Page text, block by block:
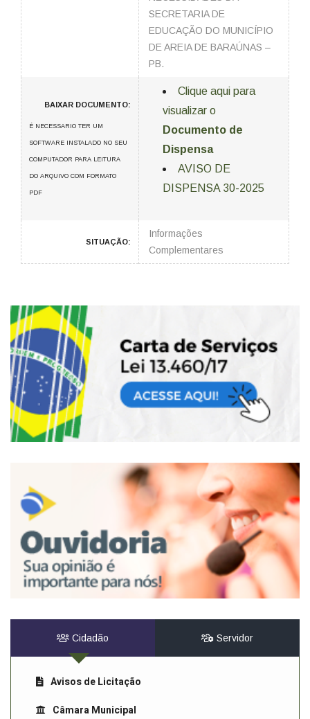
SECRETARIA DE
EDUCAÇÃO DO MUNICÍPIO
DE AREIA DE BARAÚNAS –
PB.
BAIXAR DOCUMENTO:
É NECESSARIO TER UM
SOFTWARE INSTALADO NO SEU
COMPUTADOR PARA LEITURA
DO ARQUIVO COM FORMATO
PDF
Clique aqui para
visualizar o
Documento de
Dispensa
AVISO DE
DISPENSA 30-2025
SITUAÇÃO:
Informações
Complementares
Cidadão Servidor
Avisos de Licitação
Câmara Municipal